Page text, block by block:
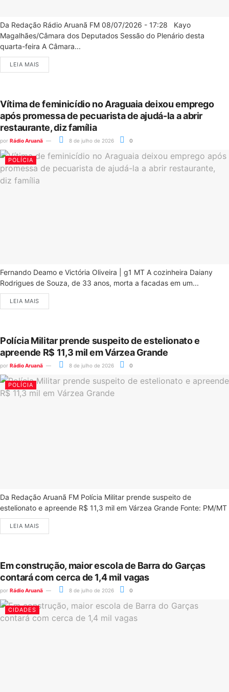
Da Redação Rádio Aruanã FM 08/07/2026 - 17:28 Kayo
Magalhães/Câmara dos Deputados Sessão do Plenário desta
quarta-feira A Câmara...
LEIA MAIS
Vítima de feminicídio no Araguaia deixou emprego
após promessa de pecuarista de ajudá-la a abrir
restaurante, diz família
por Rádio Aruanã 8 de julho de 2026 0
POLÍCIA
Fernando Deamo e Victória Oliveira | g1 MT A cozinheira Daiany
Rodrigues de Souza, de 33 anos, morta a facadas em um...
LEIA MAIS
Polícia Militar prende suspeito de estelionato e
apreende R$ 11,3 mil em Várzea Grande
por Rádio Aruanã 8 de julho de 2026 0
POLÍCIA
Da Redação Aruanã FM Polícia Militar prende suspeito de
estelionato e apreende R$ 11,3 mil em Várzea Grande Fonte: PM/MT
LEIA MAIS
Em construção, maior escola de Barra do Garças
contará com cerca de 1,4 mil vagas
por Rádio Aruanã 8 de julho de 2026 0
CIDADES